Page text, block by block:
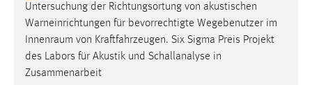
Untersuchung der Richtungsortung von akustischen
Warneinrichtungen für bevorrechtigte Wegebenutzer im
Innenraum von Kraftfahrzeugen. Six Sigma Preis Projekt
des Labors für Akustik und Schallanalyse in
Zusammenarbeit